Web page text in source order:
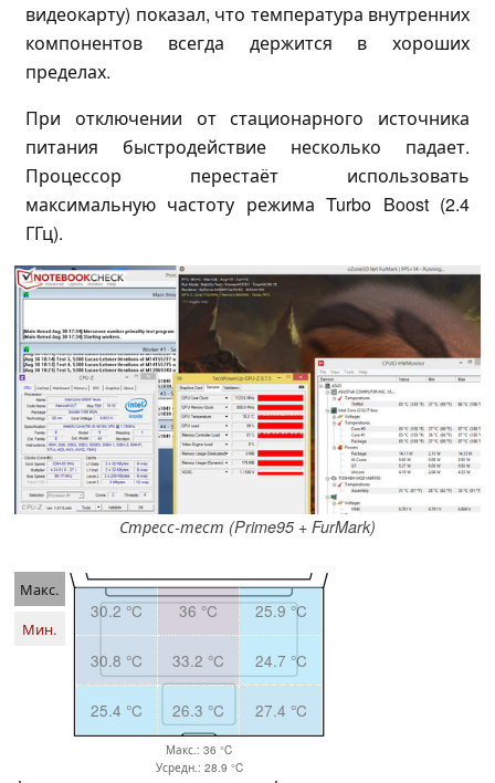
видеокарту) показал, что температура внутренних
компонентов всегда держится в хороших
пределах.
При отключении от стационарного источника
питания быстродействие несколько падает.
Процессор перестаёт использовать
максимальную частоту режима Turbo Boost (2.4
ГГц).
Стресс-тест (Prime95 + FurMark)
Макс.
Мин.
30.2 °C 36 °C 25.9 °C
30.8 °C 33.2 °C 24.7 °C
25.4 °C 26.3 °C 27.4 °C
Макс.: 36 °C
Усредн.: 28.9 °C